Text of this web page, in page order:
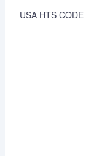
USA HTS CODE